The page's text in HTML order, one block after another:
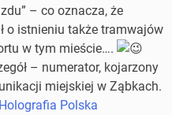
– co oznacza, że
o istnieniu także tramwajów
w tym mieście….
– numerator, kojarzony
miejskiej w Ząbkach.
Holografia Polska